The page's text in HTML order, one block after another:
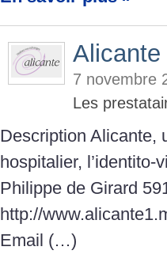
Alicante
7 novembre
Les
Description Alicante,
hospitalier,
Philippe de Girard
http://
Email (…)